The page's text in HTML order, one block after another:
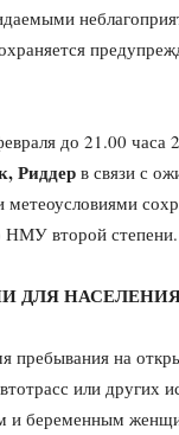
до 21.00 часа
Риддер в связи с
НМУ второй степени.
ДЛЯ
пребывания на
или других
и беременным